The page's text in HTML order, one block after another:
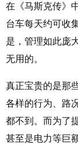
在《马斯克传》
台车每天约可收
是，管理如此庞
无用的。
真正宝贵的是那
各样的行为、路
都不到。而为了
甚至是电力等巨